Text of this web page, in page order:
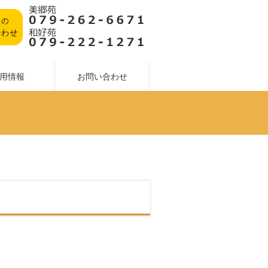
情報 お問い合わせ